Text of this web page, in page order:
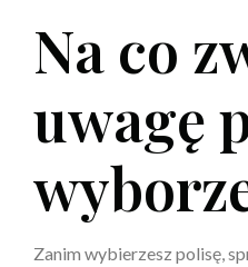
Na co
uwagę
Zanim wybierzesz polisę,